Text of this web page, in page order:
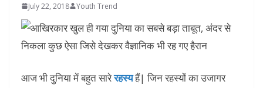
July 22, 2018 Youth Trend
आज भी दुनिया में बहुत सारेरहस्यहैं| जिन रहस्यों का उजागर